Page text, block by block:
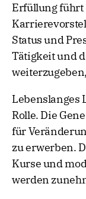
Erfüllung führt
Status und
Tätigkeit und
Lebenslanges
Rolle. Die
für
zu erwerben.
Kurse und
werden